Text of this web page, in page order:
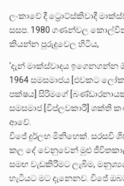
ලංකාවේ දී ට්‍රොට්ස්කිවාදී
සසප. 1980 ගණන්වල
කියන්න පුරුදුවෙල හිටිය,
‘දැන් මාක්ස්වාදය
1964 සමසමාජය [එවකට
පක්ෂය] සිරිමගේ
සමසමාජ [විප්ලවකාරී] ශක්ති
ආවේ.
විජේ දුර්ලභ මිනිහෙක්. සරසවි
කල දේ වෙනුවෙන් මුළු
සමඟ වැඩකිරීමට ලැබීම,
හැටියට මට දැනෙනව. විජේ